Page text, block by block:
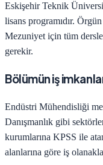
Eskişehir Teknik
lisans programıdır.
Mezuniyet için tüm
gerekir.
Bölümün iş
Endüstri Mühendisliği
Danışmanlık gibi
kurumlarına KPSS ile
alanlarına göre iş